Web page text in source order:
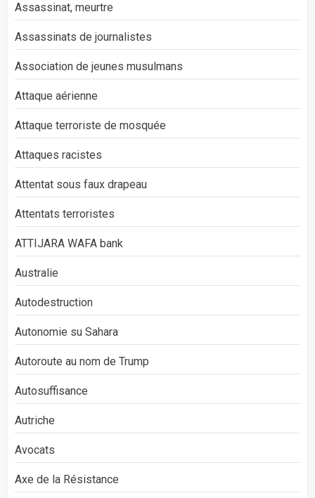
Assassinat, meurtre
Assassinats de journalistes
Association de jeunes musulmans
Attaque aérienne
Attaque terroriste de mosquée
Attaques racistes
Attentat sous faux drapeau
Attentats terroristes
ATTIJARA WAFA bank
Australie
Autodestruction
Autonomie su Sahara
Autoroute au nom de Trump
Autosuffisance
Autriche
Avocats
Axe de la Résistance